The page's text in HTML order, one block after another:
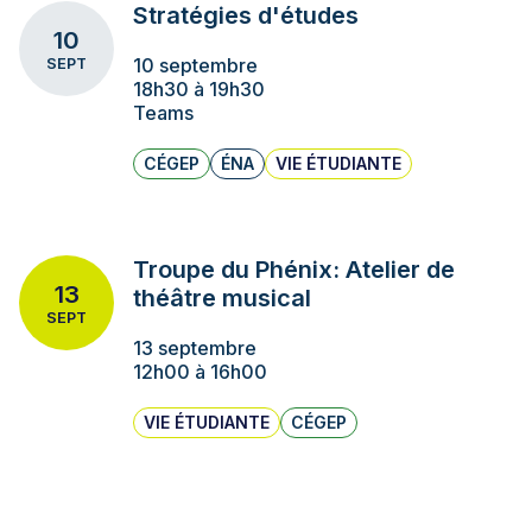
10
SEPT
Stratégies d'études
10 septembre
18h30 à 19h30
Teams
CÉGEP ÉNA VIE ÉTUDIANTE
13
SEPT
Troupe du Phénix: Atelier de
théâtre musical
13 septembre
12h00 à 16h00
VIE ÉTUDIANTE CÉGEP